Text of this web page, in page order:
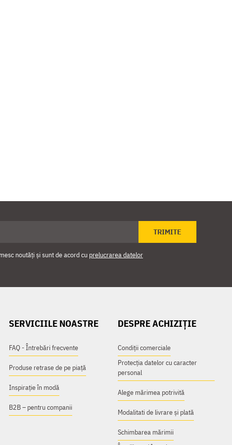
TRIMITE
noutăți și sunt de acord cu prelucrarea datelor
SERVICIILE NOASTRE
FAQ - Întrebări frecvente
Produse retrase de pe piață
Inspirație în modă
B2B – pentru companii
DESPRE ACHIZIȚIE
Condiții comerciale
Protecția datelor cu caracter
personal
Alege mărimea potrivită
Modalitati de livrare și plată
Schimbarea mărimii